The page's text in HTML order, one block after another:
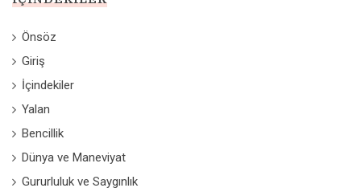
Önsöz
Giriş
İçindekiler
Yalan
Bencillik
Dünya ve Maneviyat
Gururluluk ve Saygınlık